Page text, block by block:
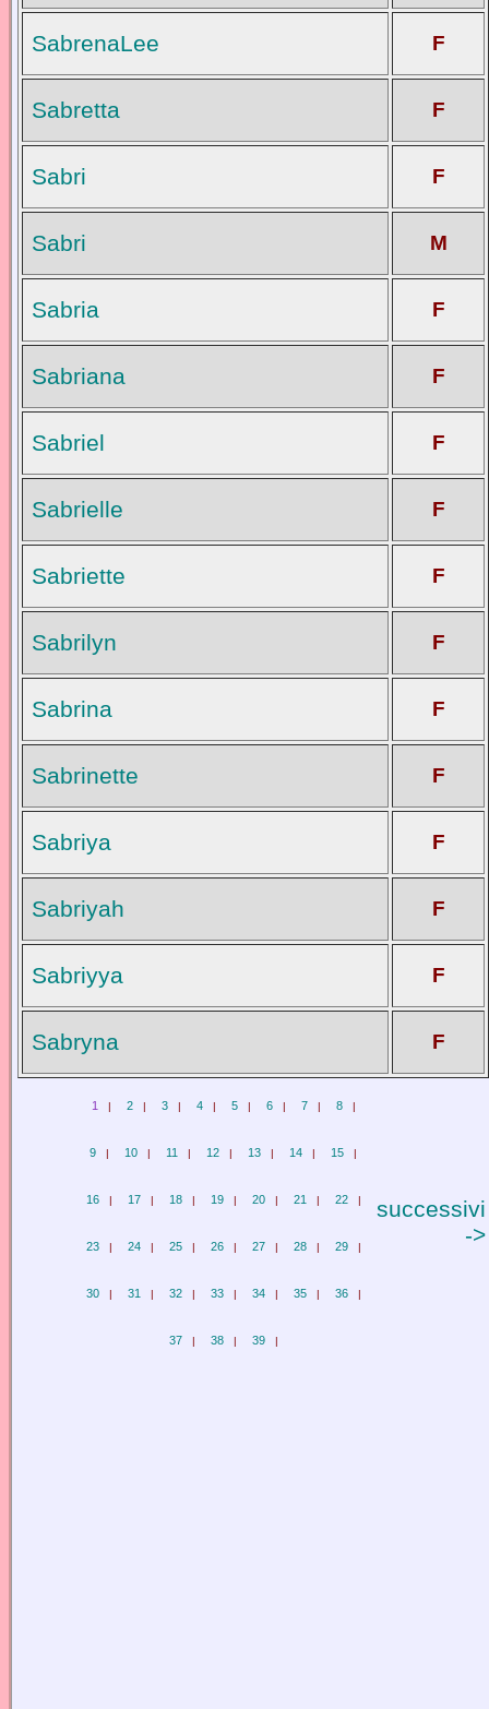
SabrenaLee F
Sabretta F
Sabri F
Sabri M
Sabria F
Sabriana F
Sabriel F
Sabrielle F
Sabriette F
Sabrilyn F
Sabrina F
Sabrinette F
Sabriya F
Sabriyah F
Sabriyya F
Sabryna F
1| 2| 3| 4| 5| 6| 7| 8|
9 10 11 12 13 14 15
16| 17| 18| 19| 20| 21| 22|
23| 24| 25| 26| 27| 28| 29|
30| 31| 32| 33| 34| 35| 36|
37| 38| 39|
successivi
->